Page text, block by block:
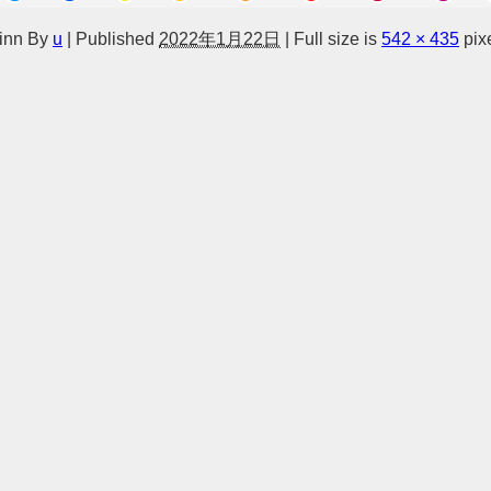
By u Published 2022年1月22日 Full size is 542 × 435